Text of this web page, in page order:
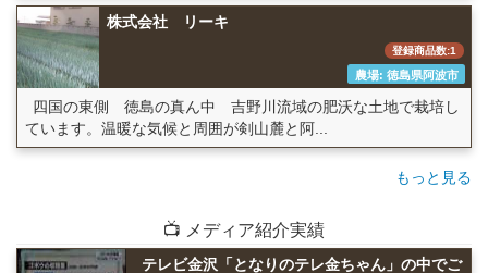
株式会社 リーキ
登録商品数:1
農場: 徳島県阿波市
四国の東側 徳島の真ん中 吉野川流域の肥沃な土地で栽培し
ています。温暖な気候と周囲が剣山麓と阿...
もっと見る
📺 メディア紹介実績
テレビ金沢「となりのテレ金ちゃん」の中でご